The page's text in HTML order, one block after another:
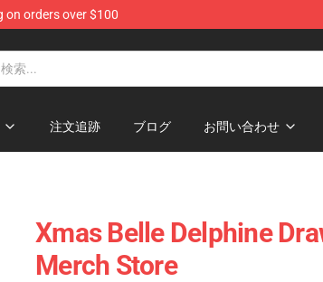
on orders over $100
注文追跡 ブログ お問い合わせ
Xmas Belle Delphine
Merch Store